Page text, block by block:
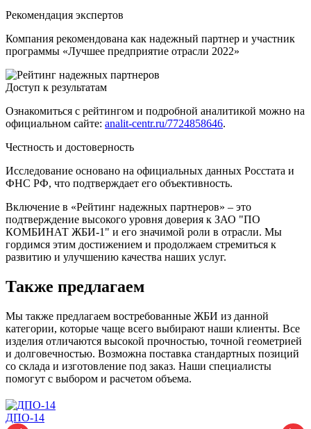
Рекомендация экспертов
Компания рекомендована как надежный партнер и участник
программы «Лучшее предприятие отрасли 2022»
Доступ к результатам
Ознакомиться с рейтингом и подробной аналитикой можно на
официальном сайте: analit-centr.ru/7724858646.
Честность и достоверность
Исследование основано на официальных данных Росстата и
ФНС РФ, что подтверждает его объективность.
Включение в «Рейтинг надежных партнеров» – это
подтверждение высокого уровня доверия к ЗАО "ПО
КОМБИНАТ ЖБИ-1" и его значимой роли в отрасли. Мы
гордимся этим достижением и продолжаем стремиться к
развитию и улучшению качества наших услуг.
Также предлагаем
Мы также предлагаем востребованные ЖБИ из данной
категории, которые чаще всего выбирают наши клиенты. Все
изделия отличаются высокой прочностью, точной геометрией
и долговечностью. Возможна поставка стандартных позиций
со склада и изготовление под заказ. Наши специалисты
помогут с выбором и расчетом объема.
ДПО-14